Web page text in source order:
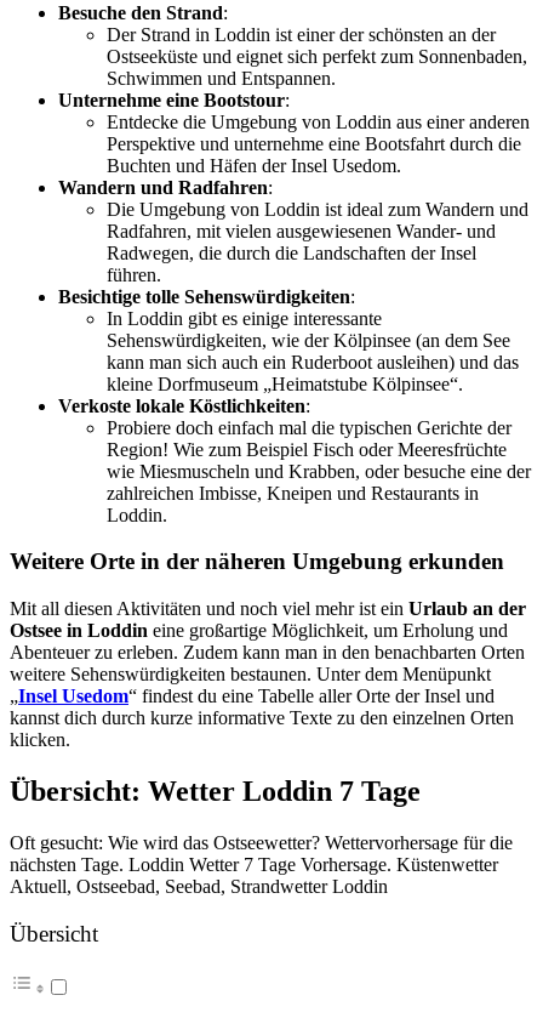
Besuche den Strand:
Der Strand in Loddin ist einer der schönsten an der
Ostseeküste und eignet sich perfekt zum Sonnenbaden,
Schwimmen und Entspannen.
Unternehme eine Bootstour:
Entdecke die Umgebung von Loddin aus einer anderen
Perspektive und unternehme eine Bootsfahrt durch die
Buchten und Häfen der Insel Usedom.
Wandern und Radfahren:
Die Umgebung von Loddin ist ideal zum Wandern und
Radfahren, mit vielen ausgewiesenen Wander- und
Radwegen, die durch die Landschaften der Insel
führen.
Besichtige tolle Sehenswürdigkeiten:
In Loddin gibt es einige interessante
Sehenswürdigkeiten, wie der Kölpinsee (an dem See
kann man sich auch ein Ruderboot ausleihen) und das
kleine Dorfmuseum „Heimatstube Kölpinsee“.
Verkoste lokale Köstlichkeiten:
Probiere doch einfach mal die typischen Gerichte der
Region! Wie zum Beispiel Fisch oder Meeresfrüchte
wie Miesmuscheln und Krabben, oder besuche eine der
zahlreichen Imbisse, Kneipen und Restaurants in
Loddin.
Weitere Orte in der näheren Umgebung erkunden
Mit all diesen Aktivitäten und noch viel mehr ist ein Urlaub an der
Ostsee in Loddin eine großartige Möglichkeit, um Erholung und
Abenteuer zu erleben. Zudem kann man in den benachbarten Orten
weitere Sehenswürdigkeiten bestaunen. Unter dem Menüpunkt
„Insel Usedom“ findest du eine Tabelle aller Orte der Insel und
kannst dich durch kurze informative Texte zu den einzelnen Orten
klicken.
Übersicht: Wetter Loddin 7 Tage
Oft gesucht: Wie wird das Ostseewetter? Wettervorhersage für die
nächsten Tage. Loddin Wetter 7 Tage Vorhersage. Küstenwetter
Aktuell, Ostseebad, Seebad, Strandwetter Loddin
Übersicht